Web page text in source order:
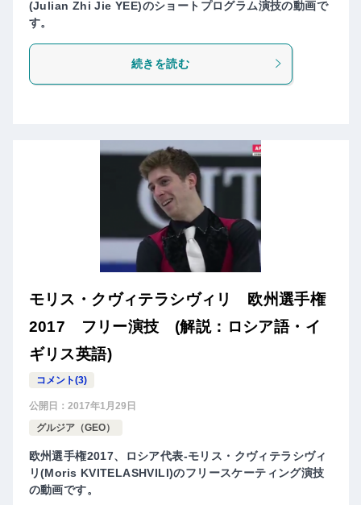
(Julian Zhi Jie YEE)のショートプログラム演技の動画で
す。
続きを読む
モリス・クヴィテラシヴィリ 欧州選手権
2017 フリー演技 (解説：ロシア語・イ
ギリス英語)
コメント(3)
公開日： 2017年1月29日
グルジア（GEO）
欧州選手権2017、ロシア代表-モリス・クヴィテラシヴィ
リ(Moris KVITELASHVILI)のフリースケーティング演技
の動画です。